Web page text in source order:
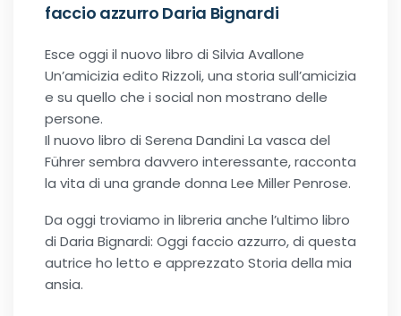
Bikers romance
Contemporary Romance
Dark romance
Erotic romance
faccio azzurro Daria Bignardi
Esce oggi il nuovo libro di Silvia Avallone
Un’amicizia edito Rizzoli, una storia sull’amicizia
e su quello che i social non mostrano delle
persone.
Il nuovo libro di Serena Dandini La vasca del
Führer sembra davvero interessante, racconta
la vita di una grande donna Lee Miller Penrose.
Da oggi troviamo in libreria anche l’ultimo libro
di Daria Bignardi: Oggi faccio azzurro, di questa
autrice ho letto e apprezzato Storia della mia
ansia.